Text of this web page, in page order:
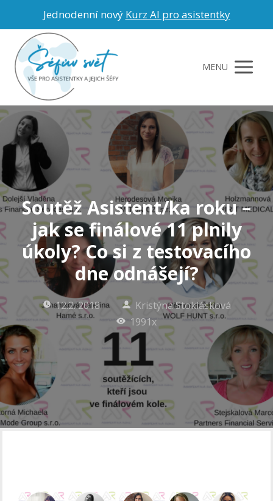
Jednodenní nový Kurz AI pro asistentky
MENU
Soutěž Asistent/ka roku –
jak se finálové 11 plnily
úkoly? Co si z testovacího
dne odnášejí?
12.2. 2018
Kristýna Stoklásková
1991x